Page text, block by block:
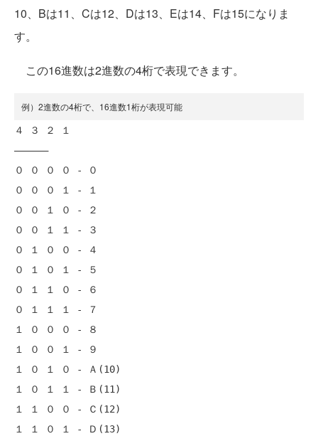
10、Bは11、Cは12、Dは13、Eは14、Fは15になりま
す。
この16進数は2進数の4桁で表現できます。
例）2進数の4桁で、16進数1桁が表現可能
４ ３ ２ １
――――――
０ ０ ０ ０ - ０
０ ０ ０ １ - １
０ ０ １ ０ - ２
０ ０ １ １ - ３
０ １ ０ ０ - ４
０ １ ０ １ - ５
０ １ １ ０ - ６
０ １ １ １ - ７
１ ０ ０ ０ - ８
１ ０ ０ １ - ９
１ ０ １ ０ - Ａ(10)
１ ０ １ １ - Ｂ(11)
１ １ ０ ０ - Ｃ(12)
１ １ ０ １ - Ｄ(13)